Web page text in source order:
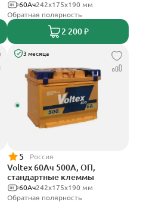
242х175х190 мм
60Ач
Обратная полярность
2 200 ₽
3 месяца
5 Россия
Voltex 60Ач 500А, ОП,
стандартные клеммы
242х175х190 мм
60Ач
Обратная полярность